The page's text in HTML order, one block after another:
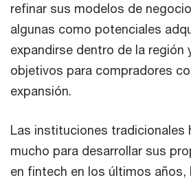
refinar sus modelos de
algunas como potenciales
expandirse dentro de la región
objetivos para compradores
expansión.
Las instituciones tradicionales
mucho para desarrollar sus
en fintech en los últimos años,